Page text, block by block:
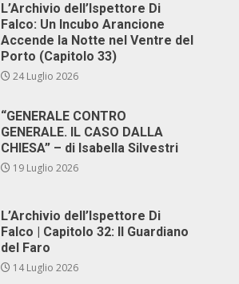
L’Archivio dell’Ispettore Di
Falco: Un Incubo Arancione
Accende la Notte nel Ventre del
Porto (Capitolo 33)
24 Luglio 2026
“GENERALE CONTRO
GENERALE. IL CASO DALLA
CHIESA” – di Isabella Silvestri
19 Luglio 2026
L’Archivio dell’Ispettore Di
Falco | Capitolo 32: Il Guardiano
del Faro
14 Luglio 2026